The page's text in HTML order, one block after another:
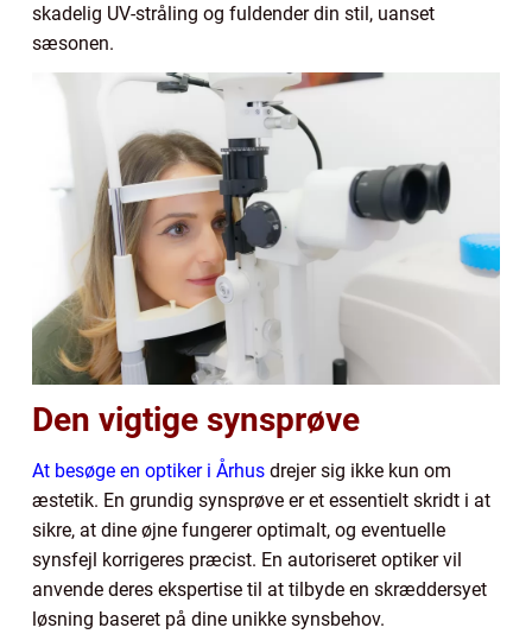
skadelig UV-stråling og fuldender din stil, uanset
sæsonen.
Den vigtige synsprøve
At besøge en optiker i Århus drejer sig ikke kun om
æstetik. En grundig synsprøve er et essentielt skridt i at
sikre, at dine øjne fungerer optimalt, og eventuelle
synsfejl korrigeres præcist. En autoriseret optiker vil
anvende deres ekspertise til at tilbyde en skræddersyet
løsning baseret på dine unikke synsbehov.